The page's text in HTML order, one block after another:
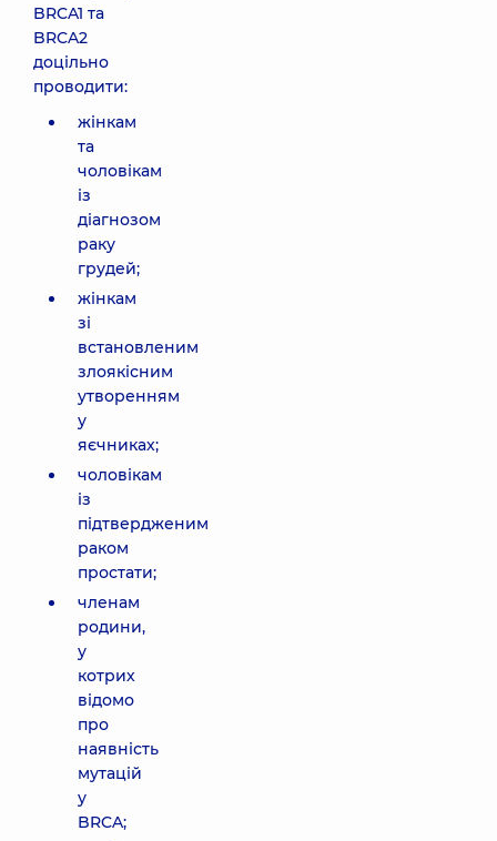
BRCA1 та
BRCA2
доцільно
проводити:
жінкам
та
чоловікам
із
діагнозом
раку
грудей;
жінкам
зі
встановленим
злоякісним
утворенням
у
яєчниках;
чоловікам
із
підтвердженим
раком
простати;
членам
родини,
у
котрих
відомо
про
наявність
мутацій
у
BRCA;